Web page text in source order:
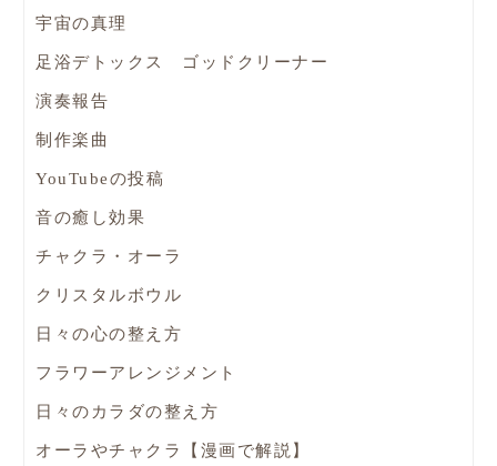
宇宙の真理
足浴デトックス ゴッドクリーナー
演奏報告
制作楽曲
YouTubeの投稿
音の癒し効果
チャクラ・オーラ
クリスタルボウル
日々の心の整え方
フラワーアレンジメント
日々のカラダの整え方
オーラやチャクラ【漫画で解説】